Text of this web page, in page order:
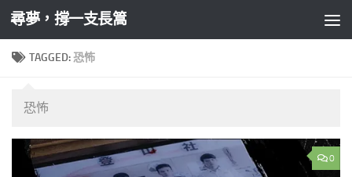
Skip to content
尋夢，撐一支長篙
TAGGED:恐怖
恐怖
0